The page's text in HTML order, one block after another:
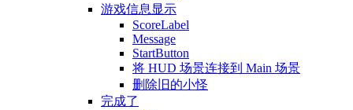
游戏信息显示
ScoreLabel
Message
StartButton
将 HUD 场景连接到 Main 场景
删除旧的小怪
完成了